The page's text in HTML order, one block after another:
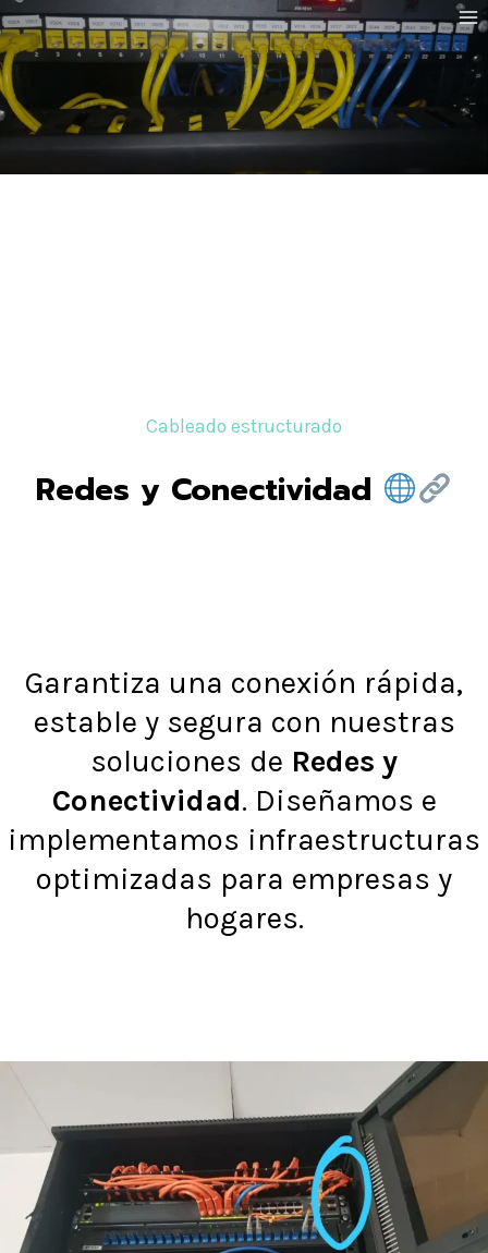
Saltar
al
contenido
Cableado estructurado
Redes y Conectividad
Garantiza una conexión rápida,
estable y segura con nuestras
soluciones de Redes y
Conectividad. Diseñamos e
implementamos infraestructuras
optimizadas para empresas y
hogares.